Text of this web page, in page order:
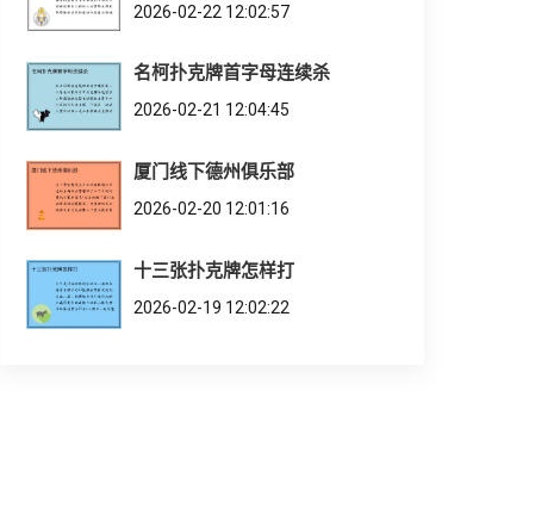
2026-02-22 12:02:57
名柯扑克牌首字母连续杀
2026-02-21 12:04:45
厦门线下德州俱乐部
2026-02-20 12:01:16
十三张扑克牌怎样打
2026-02-19 12:02:22